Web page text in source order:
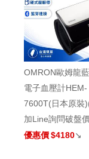
OMRON歐姆龍
電子血壓計HEM-
7600T(日本原裝
加Line詢問破盤
優惠價 $4180↘